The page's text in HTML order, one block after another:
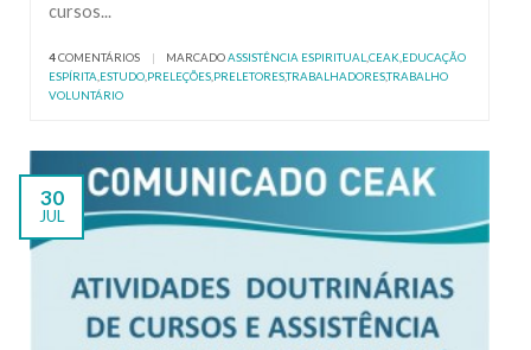
cursos...
4COMENTÁRIOS | MARCADOASSISTÊNCIA ESPIRITUAL,CEAK,EDUCAÇÃO
ESPÍRITA,ESTUDO,PRELEÇÕES,PRELETORES,TRABALHADORES,TRABALHO
VOLUNTÁRIO
30
JUL